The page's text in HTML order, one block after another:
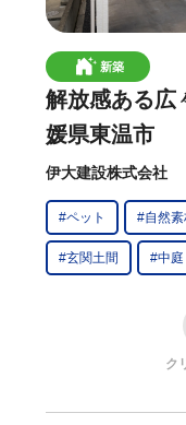
新築
解放感ある広
媛県東温市
伊大建設株式会社
#ペット #自然素
#玄関土間 #中庭
ク